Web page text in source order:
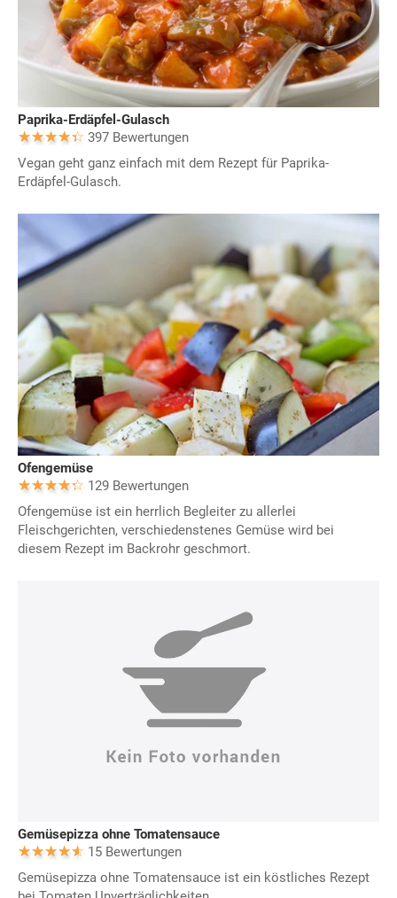
Paprika-Erdäpfel-Gulasch
397 Bewertungen
Vegan geht ganz einfach mit dem Rezept für Paprika-
Erdäpfel-Gulasch.
Ofengemüse
129 Bewertungen
Ofengemüse ist ein herrlich Begleiter zu allerlei
Fleischgerichten, verschiedenstenes Gemüse wird bei
diesem Rezept im Backrohr geschmort.
Gemüsepizza ohne Tomatensauce
15 Bewertungen
Gemüsepizza ohne Tomatensauce ist ein köstliches Rezept